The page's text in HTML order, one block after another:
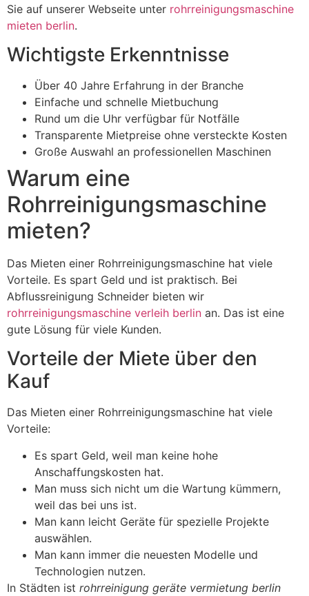
Sie auf unserer Webseite unter rohrreinigungsmaschine
mieten berlin.
Wichtigste Erkenntnisse
Über 40 Jahre Erfahrung in der Branche
Einfache und schnelle Mietbuchung
Rund um die Uhr verfügbar für Notfälle
Transparente Mietpreise ohne versteckte Kosten
Große Auswahl an professionellen Maschinen
Warum eine
Rohrreinigungsmaschine
mieten?
Das Mieten einer Rohrreinigungsmaschine hat viele
Vorteile. Es spart Geld und ist praktisch. Bei
Abflussreinigung Schneider bieten wir
rohrreinigungsmaschine verleih berlin an. Das ist eine
gute Lösung für viele Kunden.
Vorteile der Miete über den
Kauf
Das Mieten einer Rohrreinigungsmaschine hat viele
Vorteile:
Es spart Geld, weil man keine hohe
Anschaffungskosten hat.
Man muss sich nicht um die Wartung kümmern,
weil das bei uns ist.
Man kann leicht Geräte für spezielle Projekte
auswählen.
Man kann immer die neuesten Modelle und
Technologien nutzen.
In Städten ist rohrreinigung geräte vermietung berlin